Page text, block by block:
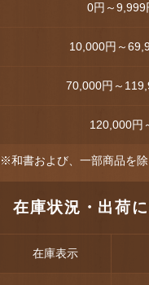
0円～9,999
10,000円～
70,000円～
120,000円
※和書および、一部商品を除
在庫状況・出荷
在庫表示